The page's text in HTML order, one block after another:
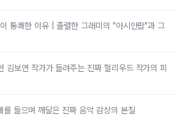
통쾌한 이유 | 졸렬한 그래미의 "아시안팝"과 그
김보연 작가가 들려주는 진짜 헐리우드 작가의 피
들으며 깨달은 진짜 음악 감상의 본질